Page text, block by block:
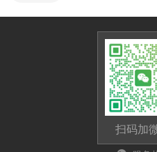
扫码加